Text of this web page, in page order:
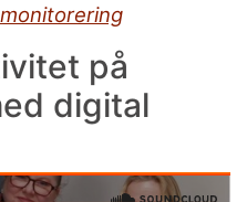
på
digital